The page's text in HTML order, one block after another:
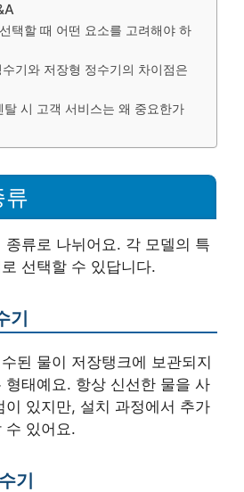
택할 때 어떤 요소를 고려해야 하
기와 저장형 정수기의 차이점은
시 고객 서비스는 왜 중요한가
류
종류로 나뉘어요. 각 모델의 특
선택할 수 있답니다.
기
된 물이 저장탱크에 보관되지
형태예요. 항상 신선한 물을 사
이 있지만, 설치 과정에서 추가
수 있어요.
기